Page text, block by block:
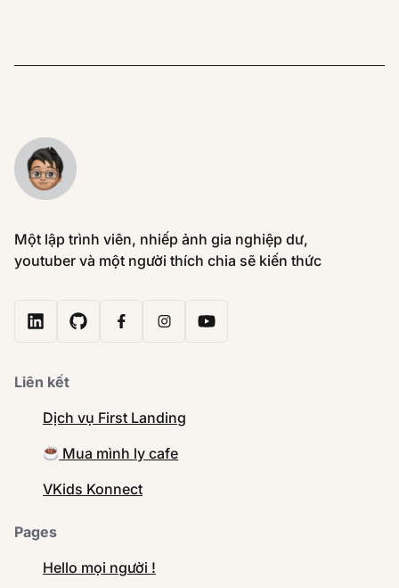
Một lập trình viên, nhiếp ảnh gia nghiệp dư,
youtuber và một người thích chia sẽ kiến thức
Liên kết
Dịch vụ First Landing
Mua mình ly cafe
VKids Konnect
Pages
Hello mọi người !